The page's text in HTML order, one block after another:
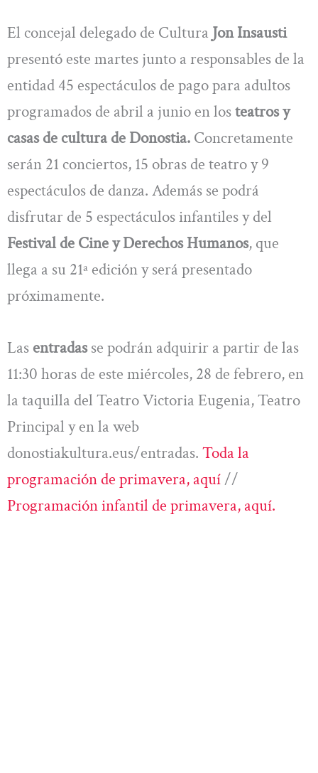
El concejal delegado de Cultura Jon Insausti
presentó este martes junto a responsables de la
entidad 45 espectáculos de pago para adultos
programados de abril a junio en losteatros y
casas de cultura de Donostia. Concretamente
serán 21 conciertos, 15 obras de teatro y 9
espectáculos de danza. Además se podrá
disfrutar de 5 espectáculos infantiles y del
Festival de Cine y Derechos Humanos, que
llega a su 21ª edición y será presentado
próximamente.
Las entradasse podrán adquirir a partir de las
11:30 horas de este miércoles, 28 de febrero, en
la taquilla del Teatro Victoria Eugenia, Teatro
Principal y en la web
donostiakultura.eus/entradas. Toda la
programación de primavera, aquí//
Programación infantil de primavera, aquí.